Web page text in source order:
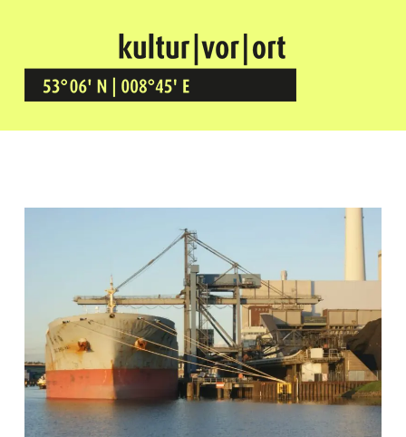
Kultur Vor Ort
BREMEN GRÖPELINGEN